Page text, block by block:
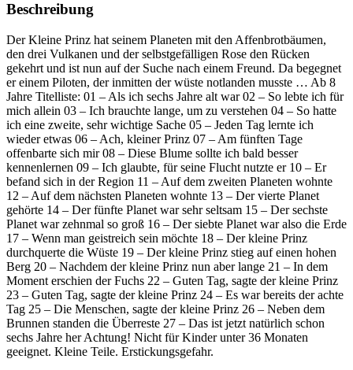
Beschreibung
Der Kleine Prinz hat seinem Planeten mit den Affenbrotbäumen,
den drei Vulkanen und der selbstgefälligen Rose den Rücken
gekehrt und ist nun auf der Suche nach einem Freund. Da begegnet
er einem Piloten, der inmitten der wüste notlanden musste … Ab 8
Jahre Titelliste: 01 – Als ich sechs Jahre alt war 02 – So lebte ich für
mich allein 03 – Ich brauchte lange, um zu verstehen 04 – So hatte
ich eine zweite, sehr wichtige Sache 05 – Jeden Tag lernte ich
wieder etwas 06 – Ach, kleiner Prinz 07 – Am fünften Tage
offenbarte sich mir 08 – Diese Blume sollte ich bald besser
kennenlernen 09 – Ich glaubte, für seine Flucht nutzte er 10 – Er
befand sich in der Region 11 – Auf dem zweiten Planeten wohnte
12 – Auf dem nächsten Planeten wohnte 13 – Der vierte Planet
gehörte 14 – Der fünfte Planet war sehr seltsam 15 – Der sechste
Planet war zehnmal so groß 16 – Der siebte Planet war also die Erde
17 – Wenn man geistreich sein möchte 18 – Der kleine Prinz
durchquerte die Wüste 19 – Der kleine Prinz stieg auf einen hohen
Berg 20 – Nachdem der kleine Prinz nun aber lange 21 – In dem
Moment erschien der Fuchs 22 – Guten Tag, sagte der kleine Prinz
23 – Guten Tag, sagte der kleine Prinz 24 – Es war bereits der achte
Tag 25 – Die Menschen, sagte der kleine Prinz 26 – Neben dem
Brunnen standen die Überreste 27 – Das ist jetzt natürlich schon
sechs Jahre her Achtung! Nicht für Kinder unter 36 Monaten
geeignet. Kleine Teile. Erstickungsgefahr.